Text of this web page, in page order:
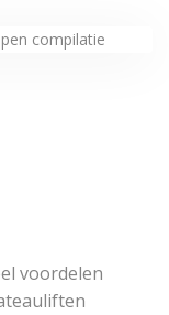
voordelen